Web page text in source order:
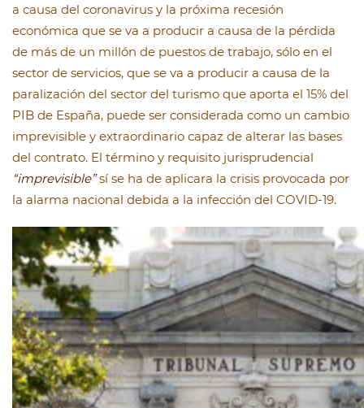
a causa del coronavirus y la próxima recesión
económica que se va a producir a causa de la pérdida
de más de un millón de puestos de trabajo, sólo en el
sector de servicios, que se va a producir a causa de la
paralización del sector del turismo que aporta el 15% del
PIB de España, puede ser considerada como un cambio
imprevisible y extraordinario capaz de alterar las bases
del contrato. El término y requisito jurisprudencial
“imprevisible”sí se ha de aplicara la crisis provocada por
la alarma nacional debida a la infección del COVID-19.